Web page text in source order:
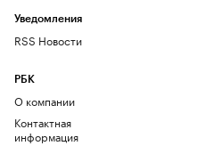
Уведомления
RSS Новости
РБК
О компании
Контактная
информация